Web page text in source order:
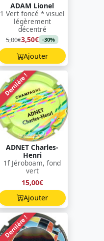
ADAM Lionel
1 Vert foncé * visuel
légèrement
décentré
5,00€3,50€ -30%
Ajouter
Dernière !
ADNET Charles-
Henri
1f Jéroboam, fond
vert
15,00€
Ajouter
Dernière !